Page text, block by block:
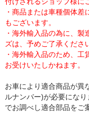
・商品または車種個体
もございます。
・海外輸入品の為に、
ズは、予めご了承くださ
・海外輸入品のため、
お受けいたしかねます。
お車により適合商品が異
ルナンバー)が必要にな
でお調べし適合部品をご